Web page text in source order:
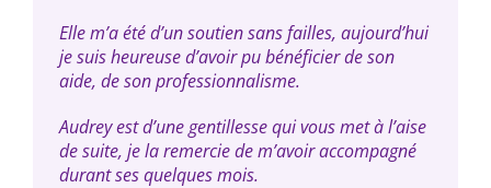
Elle m’a été d’un soutien sans failles, aujourd’hui
je suis heureuse d’avoir pu bénéficier de son
aide, de son professionnalisme.
Audrey est d’une gentillesse qui vous met à l’aise
de suite, je la remercie de m’avoir accompagné
durant ses quelques mois.